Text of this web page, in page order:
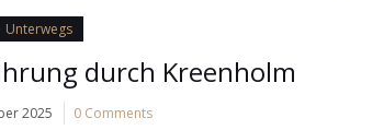
Unterwegs
durch Kreenholm
2025 0 Comments